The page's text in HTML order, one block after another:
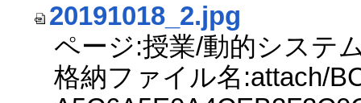
20191018_2.jpg
ページ:授業/動的システ
格納ファイル名:attach/